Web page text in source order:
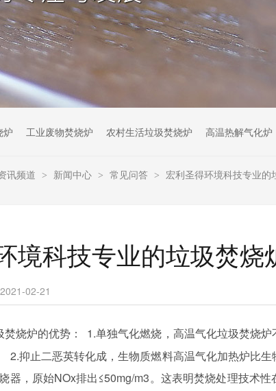
炉 工业废物焚烧炉 农村生活垃圾焚烧炉 高温热解气化炉
讯频道 > 新闻中心 > 常见问答 > 宏利圣得环境科技专业的
境科技专业的垃圾焚烧
02-21
烧炉的优势：
1.单独气化燃烧，高温气化垃圾焚烧
2.抑止二恶英转化成，生物质燃料高温气化加热炉比
器，原始NOx排出≤50mg/m3。这表明焚烧处理技术